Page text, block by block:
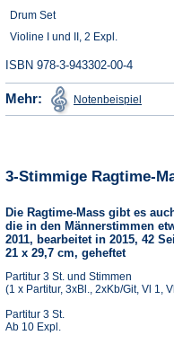
Drum Set
Violine I und II, 2 Expl.
ISBN 978-3-943302-00-4
Mehr: Notenbeispiel in
einem
3-Stimmige Ragtime-
Die Ragtime-Mass gibt es
die in den Männerstimmen
2011, bearbeitet in 2015, 42
21 x 29,7 cm, geheftet
Partitur 3 St. und Stimmen
(1 x Partitur, 3xBl., 2xKb/Git, Vl 1,
Partitur 3 St.
Ab 10 Expl.